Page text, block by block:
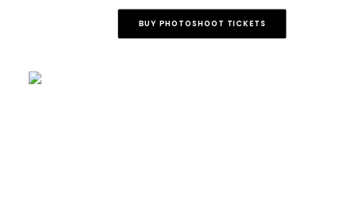
BUY PHOTOSHOOT TICKETS